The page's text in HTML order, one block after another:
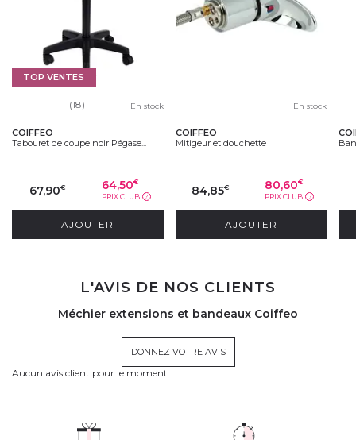
TOP VENTES
(18) En stock
COIFFEO
Tabouret de coupe noir Pégase...
67,90€ 64,50€
PRIX CLUB ?
AJOUTER
En stock
COIFFEO
Mitigeur et douchette
84,85€ 80,60€
PRIX CLUB ?
AJOUTER
L'AVIS DE NOS CLIENTS
Méchier extensions et bandeaux Coiffeo
DONNEZ VOTRE AVIS
Aucun avis client pour le moment